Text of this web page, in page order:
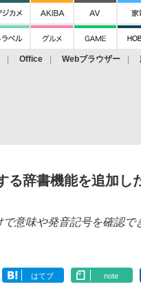
Office Webブラウザー
る辞書機能を追加し
意味や発音記号を確認で
はてブ note